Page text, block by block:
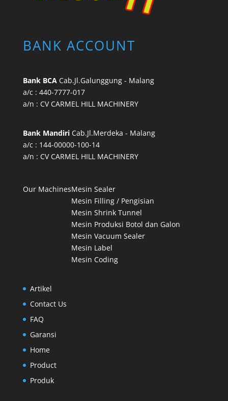
BANK ACCOUNT
Bank BCA Cab.Jl.Galunggung - Malang
a/c : 440-7777-017
a/n : CV CARMEL HILL MACHINERY
Bank MandiriCab.Jl.Merdeka - Malang
a/c : 144-00000-100-14
a/n : CV CARMEL HILL MACHINERY
Our MachinesMesin Sealer
Mesin Filling / Pengisian
Mesin Shrink Tunnel
Mesin Produksi Botol dan Galon
Mesin Vacuum Sealer
Mesin Label
Mesin Coding
Artikel
Contact Us
FAQ
Garansi
Home
Product
Produk